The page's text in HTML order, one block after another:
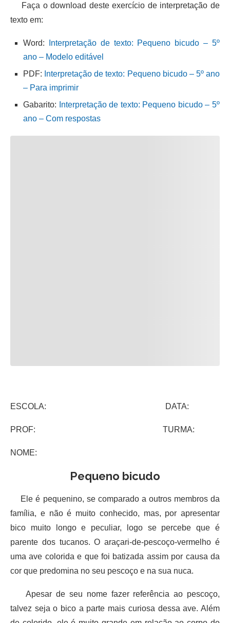
Faça o download deste exercício de interpretação de
texto em:
Word:
Interpretação de texto: Pequeno bicudo – 5º
ano – Modelo editável
PDF: Interpretação de texto: Pequeno bicudo – 5º ano
– Para imprimir
Gabarito:
Interpretação de texto: Pequeno bicudo – 5º
ano – Com respostas
ESCOLA: DATA:
PROF: TURMA:
NOME:
Pequeno bicudo
Ele é pequenino, se comparado a outros membros da
família, e não é muito conhecido, mas, por apresentar
bico muito longo e peculiar, logo se percebe que é
parente dos tucanos. O araçari-de-pescoço-vermelho é
uma ave colorida e que foi batizada assim por causa da
cor que predomina no seu pescoço e na sua nuca.
Apesar de seu nome fazer referência ao pescoço,
talvez seja o bico a parte mais curiosa dessa ave. Além